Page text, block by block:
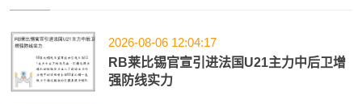
2026-08-06 12:04:17
RB莱比锡官宣引进法国U21主力中后卫增
强防线实力